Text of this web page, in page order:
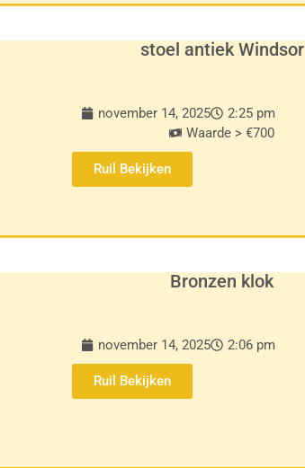
stoel antiek Windsor
november 14, 2025
2:25 pm
Waarde > €700
Ruil Bekijken
Bronzen klok
november 14, 2025 2:06 pm
Ruil Bekijken